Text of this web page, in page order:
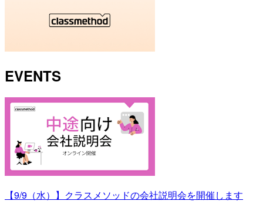
EVENTS
【9/9（水）】クラスメソッドの会社説明会を開催します